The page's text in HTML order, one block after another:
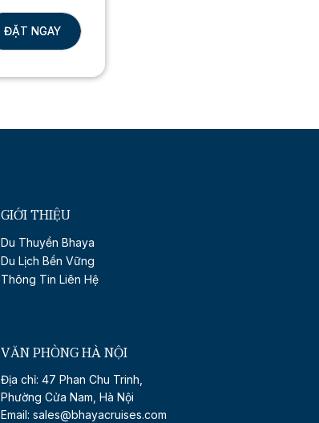
ĐẶT NGAY
GIỚI THIỆU
Du Thuyền Bhaya
Du Lịch Bền Vững
Thông Tin Liên Hệ
VĂN PHÒNG HÀ NỘI
Địa chỉ: 47 Phan Chu Trinh,
Phường Cửa Nam, Hà Nội
Email: sales@bhayacruises.com